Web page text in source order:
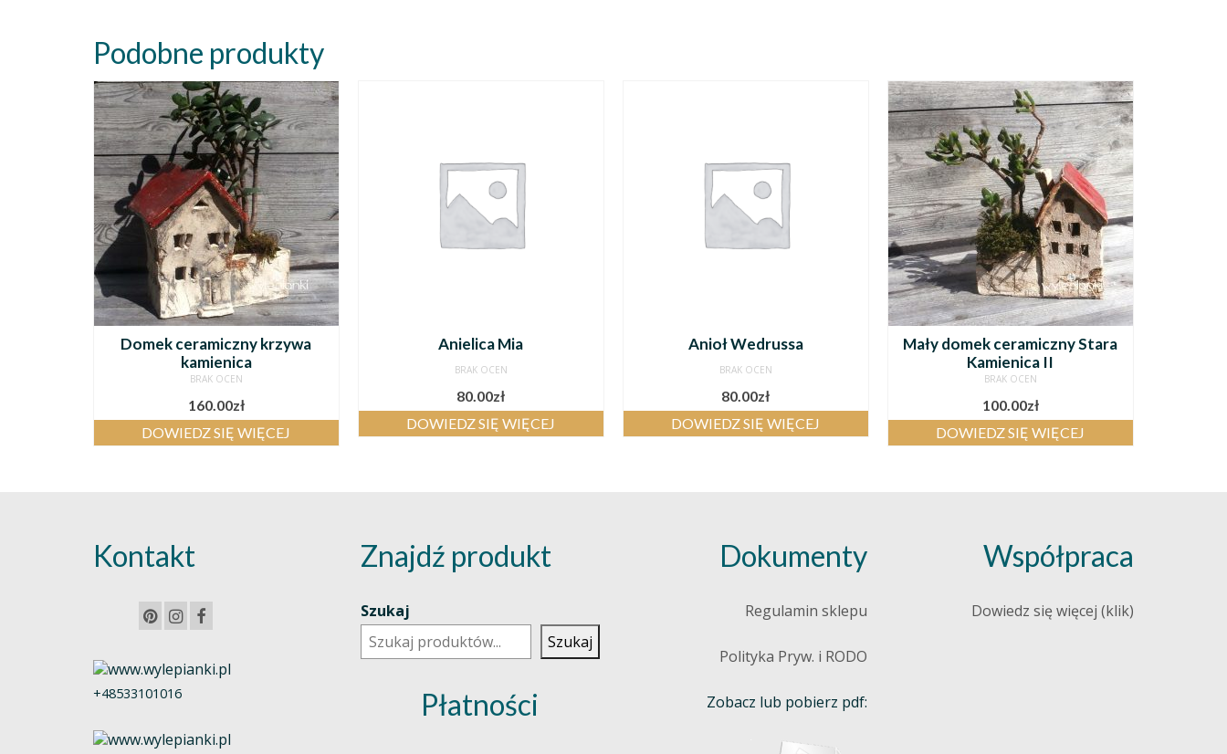
Podobne produkty
Domek ceramiczny krzywa
kamienica
BRAK OCEN
160.00zł
DOWIEDZ SIĘ WIĘCEJ
Anielica Mia
BRAK OCEN
80.00zł
DOWIEDZ SIĘ WIĘCEJ
Anioł Wedrussa
BRAK OCEN
80.00zł
DOWIEDZ SIĘ WIĘCEJ
Mały domek ceramiczny Stara
Kamienica II
BRAK OCEN
100.00zł
DOWIEDZ SIĘ WIĘCEJ
Kontakt
+48533101016
Znajdź produkt
Szukaj
Szukaj
Płatności
Dokumenty
Regulamin sklepu
Polityka Pryw. i RODO
Zobacz lub pobierz pdf:
Współpraca
Dowiedz się więcej (klik)